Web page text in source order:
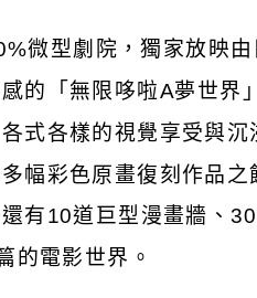
微型劇院，獨家放映
的「無限哆啦A夢世界
式各樣的視覺享受與
幅彩色原畫復刻作品
有10道巨型漫畫牆、30
的電影世界。